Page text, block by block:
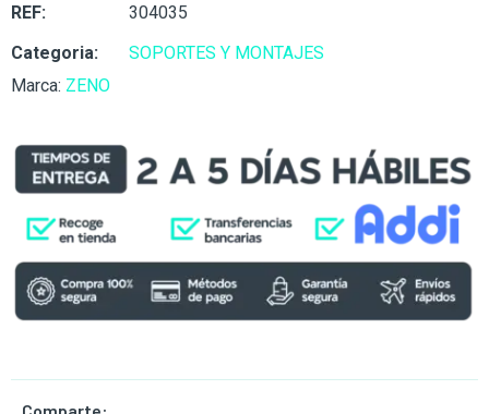
REF:
304035
Categoria:
SOPORTES Y MONTAJES
Marca: ZENO